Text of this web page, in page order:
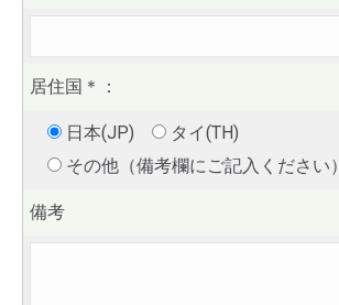
居住国 ＊ ：
日本(JP)
タイ(TH)
その他（備考欄にご記入ください）
備考